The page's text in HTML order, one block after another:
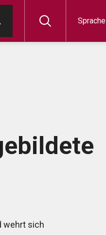
Sprache
wehrt sich